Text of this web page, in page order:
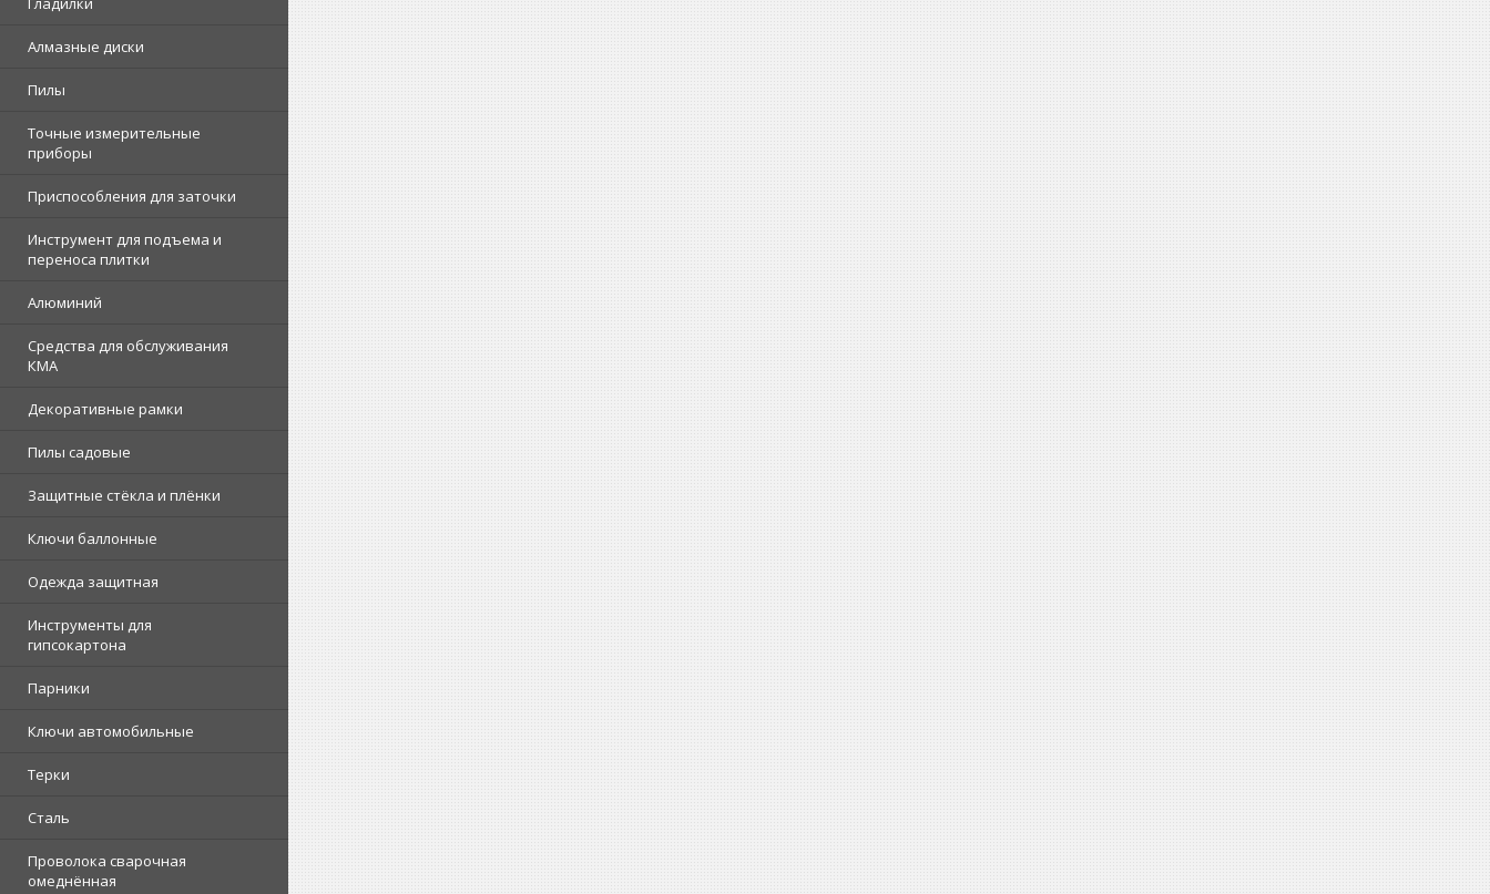
Алмазные диски
Пилы
Точные измерительные
приборы
Приспособления для заточки
Инструмент для подъема и
переноса плитки
Алюминий
Средства для обслуживания
КМА
Декоративные рамки
Пилы садовые
Защитные стёкла и плёнки
Ключи баллонные
Одежда защитная
Инструменты для
гипсокартона
Парники
Ключи автомобильные
Терки
Сталь
Проволока сварочная
омеднённая